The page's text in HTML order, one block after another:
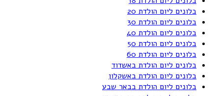
בלונים ליום הולדת 20
בלונים ליום הולדת 30
בלונים ליום הולדת 40
בלונים ליום הולדת 50
בלונים ליום הולדת 60
בלונים ליום הולדת באשדוד
בלונים ליום הולדת באשקלון
בלונים ליום הולדת בבאר שבע